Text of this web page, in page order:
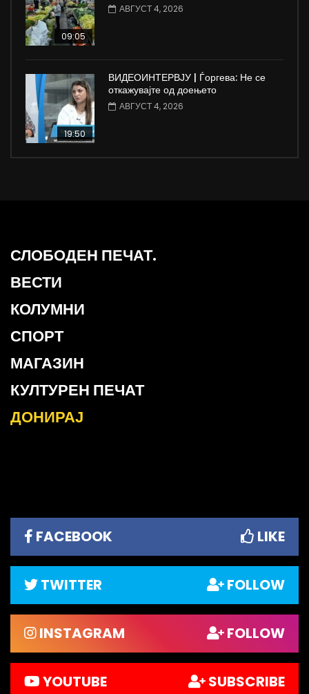
09:05
АВГУСТ 4, 2026
19:50
ВИДЕОИНТЕРВЈУ | Ѓоргева: Не се
откажувајте од доењето
АВГУСТ 4, 2026
СЛОБОДЕН ПЕЧАТ.
ВЕСТИ
КОЛУМНИ
СПОРТ
МАГАЗИН
КУЛТУРЕН ПЕЧАТ
ДОНИРАЈ
FACEBOOK LIKE
TWITTER FOLLOW
INSTAGRAM FOLLOW
YOUTUBE SUBSCRIBE